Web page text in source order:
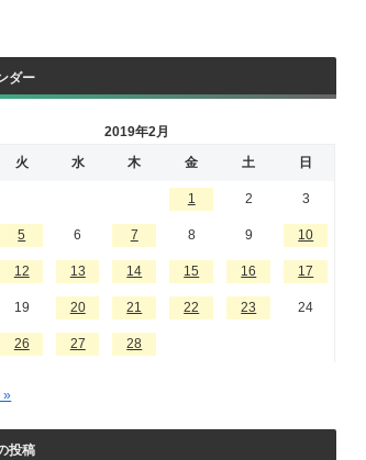
ダー
2019年2月
火 水 木 金 土 日
1 2 3
5 6 7 8 9 10
12 13 14 15 16 17
19 20 21 22 23 24
26 27 28
»
投稿